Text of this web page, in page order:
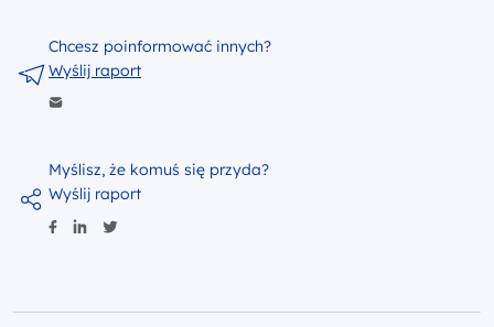
Myślisz, że komuś się przyda?
Wyślij raport
Chcesz poinformować innych?
Wyślij raport